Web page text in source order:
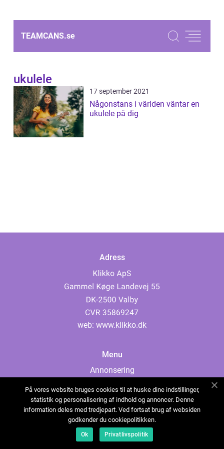
TEAMCANS.se
ukulele
17 september 2021
Någonstans i världen väntar en
ukulele på dig
Adress
web: www.klikko.dk
Menu
Annonsering
Cookies
Kontakta oss
Sitemap
På vores website bruges cookies til at huske dine indstillinger,
statistik og personalisering af indhold og annoncer. Denne
information deles med tredjepart. Ved fortsat brug af websiden
godkender du cookiepolitikken.
Ok Privatlivspolitik